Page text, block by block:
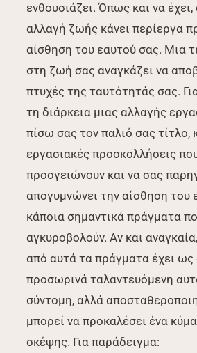
ενθουσιάζει. Όπως και να
αλλαγή ζωής κάνει περίεργα
αίσθηση του εαυτού σας. Μια
στη ζωή σας αναγκάζει να
πτυχές της ταυτότητάς σας.
τη διάρκεια μιας αλλαγής
πίσω σας τον παλιό σας τίτλο,
εργασιακές προσκολλήσεις
προσγειώνουν και να σας
απογυμνώνει την αίσθηση του
κάποια σημαντικά πράγματα
αγκυροβολούν. Αν και
από αυτά τα πράγματα έχει ως
προσωρινά ταλαντευόμενη
σύντομη, αλλά
μπορεί να προκαλέσει ένα
σκέψης. Για παράδειγμα: